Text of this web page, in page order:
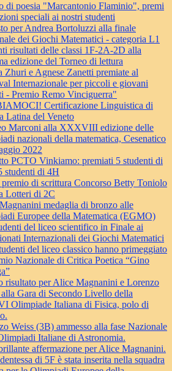
di poesia "Marcantonio Flaminio", premi
speciali ai nostri studenti
per Andrea Bortoluzzi alla finale
dei Giochi Matematici - categoria L1
risultati delle classi 1F-2A-2D alla
edizione del Torneo di lettura
Zhuri e Agnese Zanetti premiate al
Internazionale per piccoli e giovani
- Premio Remo Vinciguerra"
Certificazione Linguistica di
Latina del Veneto
Marconi alla XXXVIII edizione delle
nazionali della matematica, Cesenatico
2022
PCTO Vinkiamo: premiati 5 studenti di
studenti di 4H
di scrittura Concorso Betty Toniolo
Lotteri di 2C
medaglia di bronzo alle
Europee della Matematica (EGMO)
del liceo scientifico in Finale ai
Internazionali dei Giochi Matematici
del liceo classico hanno primeggiato
Nazionale di Critica Poetica “Gino
risultato per Alice Magnanini e Lorenzo
alla Gara di Secondo Livello della
Olimpiade Italiana di Fisica, polo di
Weiss (3B) ammesso alla fase Nazionale
Italiane di Astronomia.
affermazione per Alice Magnanini.
di 5F è stata inserita nella squadra